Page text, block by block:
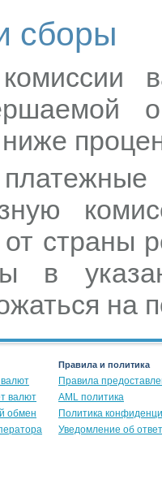
сборы
страны
в
на
валют
обмен
Правила и политика
Правила
AML политика
Политика
Уведомление об